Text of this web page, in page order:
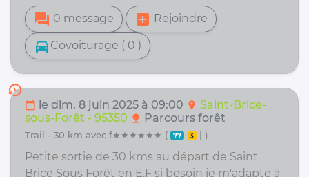
forum 0 message add_box Rejoindre
directions_car Covoiturage ( 0 )
history
calendar_today le dim. 8 juin 2025 à 09:00 location_on Saint-Brice-
sous-Forêt - 95350 nature Parcours forêt
trail - 30 km avec f★★★★★★ ( 77 3 | )
Petite sortie de 30 kms au départ de Saint
Brice Sous Forêt en E.F si besoin je m'adapte à